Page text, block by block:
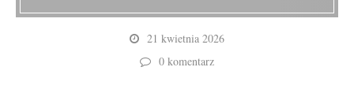
21 kwietnia 2026
0 komentarz